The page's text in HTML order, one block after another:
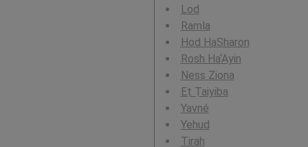
Lod
Ramla
Hod HaSharon
Rosh Ha‘Ayin
Ness Ziona
Eṭ Ṭaiyiba
Yavné
Yehud
Tirah